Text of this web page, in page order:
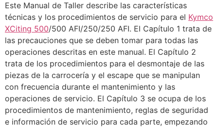
Este Manual de Taller describe las características
técnicas y los procedimientos de servicio para el Kymco
XCiting 500/500 AFI/250/250 AFI. El Capítulo 1 trata de
las precauciones que se deben tomar para todas las
operaciones descritas en este manual. El Capítulo 2
trata de los procedimientos para el desmontaje de las
piezas de la carrocería y el escape que se manipulan
con frecuencia durante el mantenimiento y las
operaciones de servicio. El Capítulo 3 se ocupa de los
procedimientos de mantenimiento, reglas de seguridad
e información de servicio para cada parte, empezando